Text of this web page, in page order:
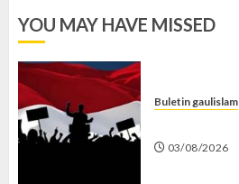
YOU MAY HAVE MISSED
Buletin gaulislam
03/08/2026